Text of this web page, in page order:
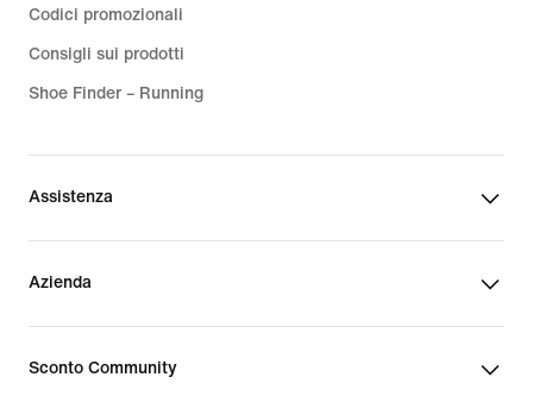
Codici promozionali
Consigli sui prodotti
Shoe Finder – Running
Assistenza
Azienda
Sconto Community